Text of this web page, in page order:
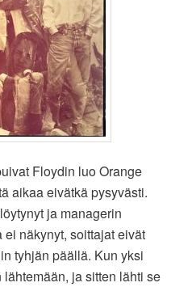
Floydin luo Orange
aikaa eivätkä pysyvästi.
ja managerin
näkynyt, soittajat eivät
tyhjän päällä. Kun yksi
ja sitten lähti se